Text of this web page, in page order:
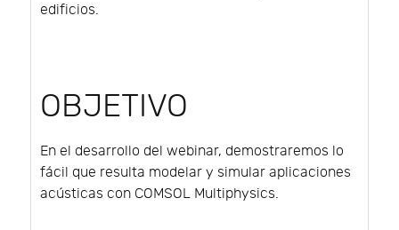
edificios.
OBJETIVO
En el desarrollo del webinar, demostraremos lo
fácil que resulta modelar y simular aplicaciones
acústicas con COMSOL Multiphysics.